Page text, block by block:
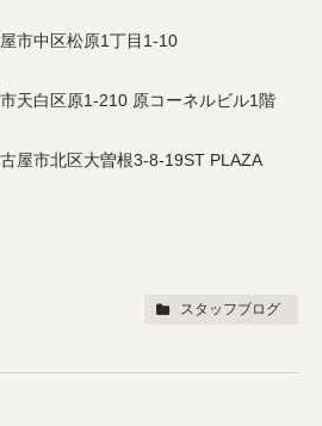
市中区松原1丁目1-10
天白区原1-210 原コーネルビル1階
屋市北区大曽根3-8-19ST PLAZA
スタッフブログ